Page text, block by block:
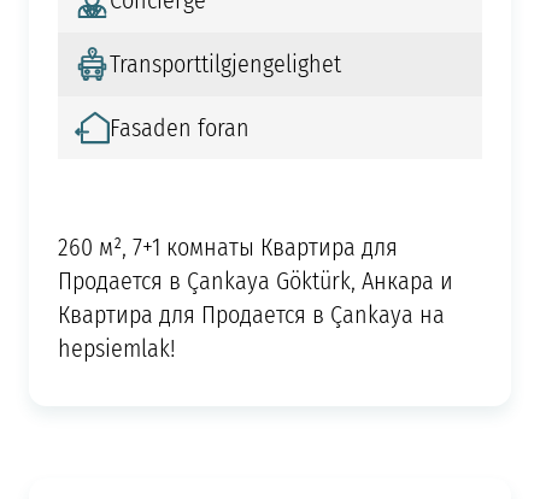
Transporttilgjengelighet
Fasaden foran
260 м², 7+1 комнаты Квартира для
Продается в Çankaya Göktürk, Анкара и
Квартира для Продается в Çankaya на
hepsiemlak!